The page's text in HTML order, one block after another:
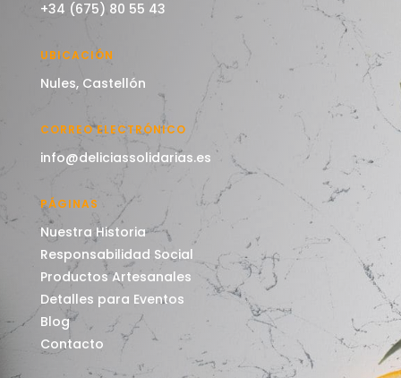
+34 (675) 80 55 43
UBICACIÓN
Nules, Castellón
CORREO ELECTRÓNICO
info@deliciassolidarias.es
PÁGINAS
Nuestra Historia
Responsabilidad Social
Productos Artesanales
Detalles para Eventos
Blog
Contacto